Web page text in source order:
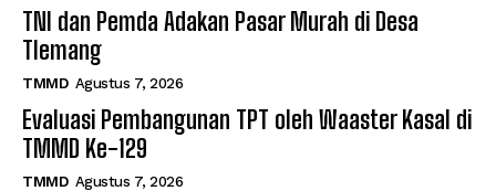
TNI dan Pemda Adakan Pasar Murah di Desa
Tlemang
TMMD Agustus 7, 2026
Evaluasi Pembangunan TPT oleh Waaster Kasal di
TMMD Ke-129
TMMD Agustus 7, 2026